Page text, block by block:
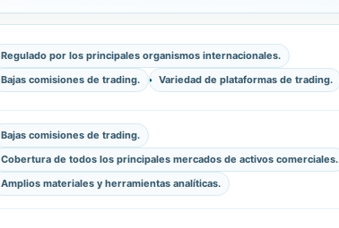
Regulado por los principales organismos internacionales.
Bajas comisiones de trading.
Variedad de plataformas de trading.
Bajas comisiones de trading.
Cobertura de todos los principales mercados de activos comerciales.
Amplios materiales y herramientas analíticas.